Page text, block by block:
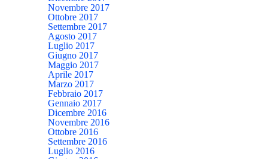
Novembre 2017
Ottobre 2017
Settembre 2017
Agosto 2017
Luglio 2017
Giugno 2017
Maggio 2017
Aprile 2017
Marzo 2017
Febbraio 2017
Gennaio 2017
Dicembre 2016
Novembre 2016
Ottobre 2016
Settembre 2016
Luglio 2016